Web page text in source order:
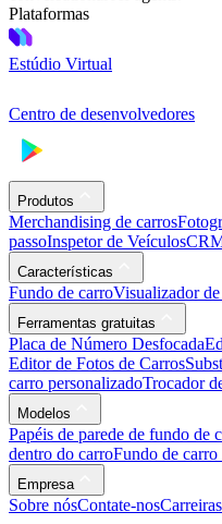
Plataformas
Estúdio Virtual
Centro de desenvolvedores
Produtos
Merchandising de carros
passoInspetor de Veículos
Características
Fundo de carroVisualizador
Ferramentas gratuitas
Placa de Número Desfocada
Editor de Fotos de Carros
carro personalizadoTrocador
Modelos
Papéis de parede de fundo de
dentro do carroFundo de
Empresa
Sobre nósContate-nosCarreiras